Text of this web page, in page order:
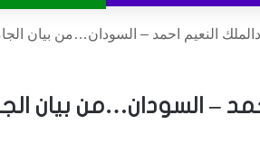
النعيم احمد – السودان…من بيان
– السودان…من بيان